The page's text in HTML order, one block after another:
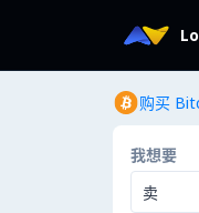
购买
我想要
卖